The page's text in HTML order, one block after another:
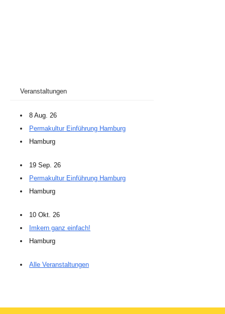
Veranstaltungen
8 Aug. 26
Permakultur Einführung Hamburg
Hamburg
19 Sep. 26
Permakultur Einführung Hamburg
Hamburg
10 Okt. 26
Imkern ganz einfach!
Hamburg
Alle Veranstaltungen